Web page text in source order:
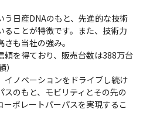
う日産DNAのもと、先進的な技術
ことが特徴です。また、技術力
も当社の強み。
頼を得ており、販売台数は388万台
イノベーションをドライブし続け
のもと、モビリティとその先の
ポレートパーパスを実現するこ